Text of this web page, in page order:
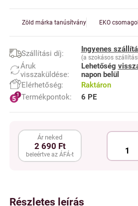
Zöld márka tanúsítvány EKO
Szállítási díj: Ingyenes
(a szokásos
Áruk
visszaküldése:
Lehetőség
napon belül
Elérhetőség:
Raktáron
Termékpontok:
6 PE
Ár neked
2 690 Ft
beleértve az ÁFÁ-t
Részletes leírás